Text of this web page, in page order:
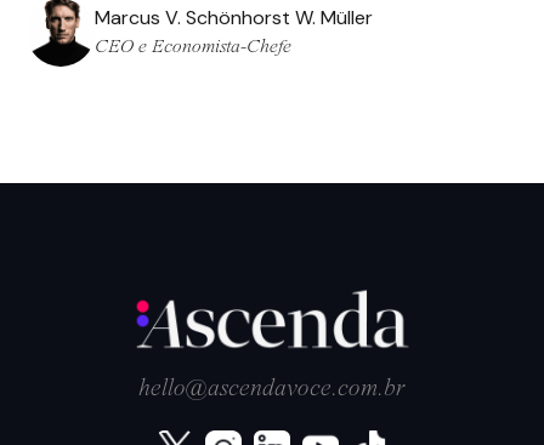
Marcus V. Schönhorst W. Müller
CEO e Economista-Chefe
hello@ascendavoce.com.br